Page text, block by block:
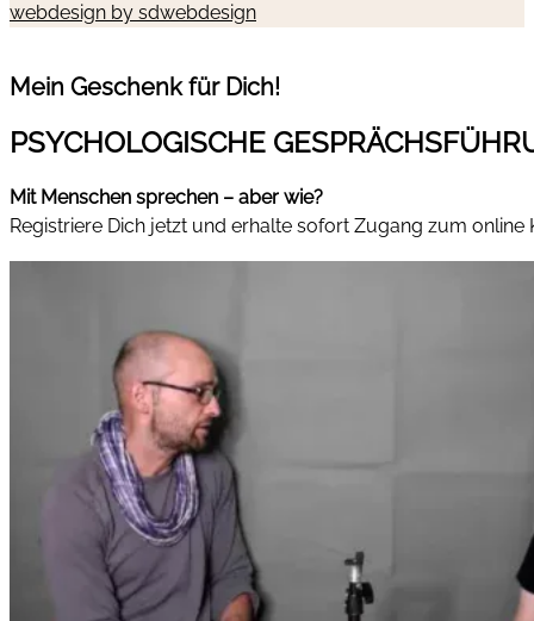
webdesign by sdwebdesign
Mein Geschenk für Dich!
PSYCHOLOGISCHE
Mit Menschen sprechen – aber wie?
Registriere Dich jetzt und erhalte sofort Zugang zum online